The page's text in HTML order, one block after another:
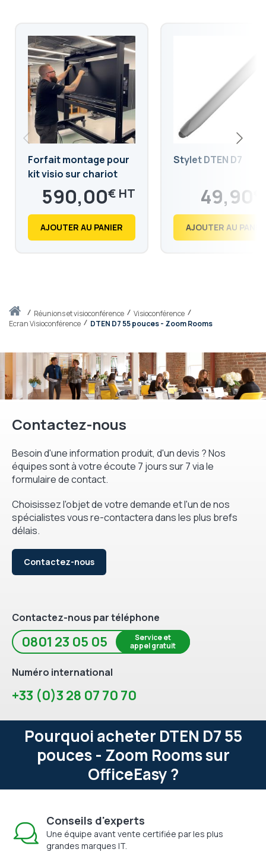
Accueilréunions et visioconférence
Visioconférence
Ecran Visioconférence
DTEN D7 55 pouces - Zoom Rooms
Forfait montage pour
kit visio sur chariot
roulant, écran
interactif
590,00€
708,00
AJOUTER AU PANIER
Stylet DTEN D7
49,90
59,88
AJOUTER AU
Contactez-nous
Besoin d'une information produit, d'un devis ? Nos
équipes sont à votre écoute 7 jours sur 7 via le
formulaire de contact.
Choisissez l'objet de votre demande et l'un de nos
spécialistes vous re-contactera dans les plus brefs
délais.
Contactez-nous
Contactez-nous par téléphone
0801 23 05 05
Service et
appel gratuit
Numéro international
+33 (0)3 28 07 70 70
Pourquoi acheter DTEN D7 55
pouces - Zoom Rooms sur
OfficeEasy ?
Conseils d'experts
Une équipe avant vente certifiée par les plus
grandes marques IT.